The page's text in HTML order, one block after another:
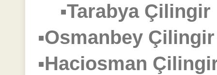
▪Tarabya
▪Osmanbey
▪Haciosman